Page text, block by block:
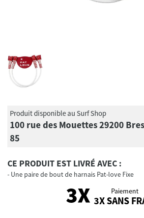
Produit disponible au Surf Shop
100 rue des Mouettes 29200
85
CE PRODUIT EST LIVRÉ AVEC :
Une paire de bout de harnais Pat-love Fixe
Paiement
3X SANS